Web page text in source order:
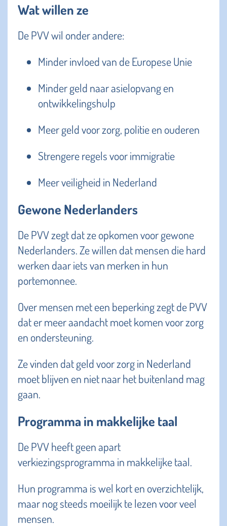
Wat willen ze
De PVV wil onder andere:
Minder invloed van de Europese Unie
Minder geld naar asielopvang en
ontwikkelingshulp
Meer geld voor zorg, politie en ouderen
Strengere regels voor immigratie
Meer veiligheid in Nederland
Gewone Nederlanders
De PVV zegt dat ze opkomen voor gewone
Nederlanders. Ze willen dat mensen die hard
werken daar iets van merken in hun
portemonnee.
Over mensen met een beperking zegt de PVV
dat er meer aandacht moet komen voor zorg
en ondersteuning.
Ze vinden dat geld voor zorg in Nederland
moet blijven en niet naar het buitenland mag
gaan.
Programma in makkelijke taal
De PVV heeft geen apart
verkiezingsprogramma in makkelijke taal.
Hun programma is wel kort en overzichtelijk,
maar nog steeds moeilijk te lezen voor veel
mensen.